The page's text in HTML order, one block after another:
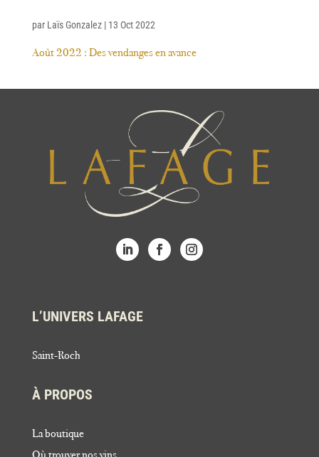
Août 2022 : Des vendanges en avance
par Laïs Gonzalez| 13 Oct 2022
L’UNIVERS LAFAGE
Saint-Roch
À PROPOS
La boutique